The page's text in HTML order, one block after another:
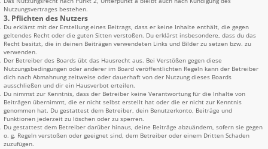
Nutzungsvertrages bestehen.
3. Pflichten des Nutzers
Du erklärst mit der Erstellung eines Beitrags, dass er keine Inhalte enthält, die gegen
geltendes Recht oder die guten Sitten verstoßen. Du erklärst insbesondere, dass du das
Recht besitzt, die in deinen Beiträgen verwendeten Links und Bilder zu setzen bzw. zu
verwenden.
Der Betreiber des Boards übt das Hausrecht aus. Bei Verstößen gegen diese
Nutzungsbedingungen oder anderer im Board veröffentlichten Regeln kann der Betreiber
dich nach Abmahnung zeitweise oder dauerhaft von der Nutzung dieses Boards
ausschließen und dir ein Hausverbot erteilen.
Du nimmst zur Kenntnis, dass der Betreiber keine Verantwortung für die Inhalte von
Beiträgen übernimmt, die er nicht selbst erstellt hat oder die er nicht zur Kenntnis
genommen hat. Du gestattest dem Betreiber, dein Benutzerkonto, Beiträge und
Funktionen jederzeit zu löschen oder zu sperren.
Du gestattest dem Betreiber darüber hinaus, deine Beiträge abzuändern, sofern sie gegen
o. g. Regeln verstoßen oder geeignet sind, dem Betreiber oder einem Dritten Schaden
zuzufügen.